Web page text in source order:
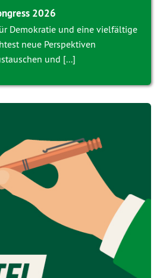
2026
Demokratie und eine vielfältige
neue Perspektiven
und [...]